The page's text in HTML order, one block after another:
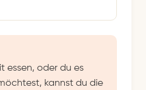
essen, oder du es
kannst du die